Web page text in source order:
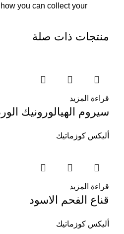
you can collect your
منتجات ذات صلة
قراءة المزيد
سيروم الهيالورونيك
أليكس كوزماتيك
قراءة المزيد
قناع الفحم الاسود
أليكس كوزماتيك